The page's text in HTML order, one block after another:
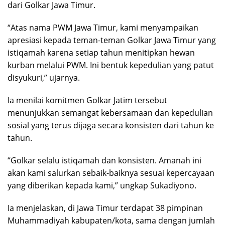
dari Golkar Jawa Timur.
“Atas nama PWM Jawa Timur, kami menyampaikan
apresiasi kepada teman-teman Golkar Jawa Timur yang
istiqamah karena setiap tahun menitipkan hewan
kurban melalui PWM. Ini bentuk kepedulian yang patut
disyukuri,” ujarnya.
Ia menilai komitmen Golkar Jatim tersebut
menunjukkan semangat kebersamaan dan kepedulian
sosial yang terus dijaga secara konsisten dari tahun ke
tahun.
“Golkar selalu istiqamah dan konsisten. Amanah ini
akan kami salurkan sebaik-baiknya sesuai kepercayaan
yang diberikan kepada kami,” ungkap Sukadiyono.
Ia menjelaskan, di Jawa Timur terdapat 38 pimpinan
Muhammadiyah kabupaten/kota, sama dengan jumlah